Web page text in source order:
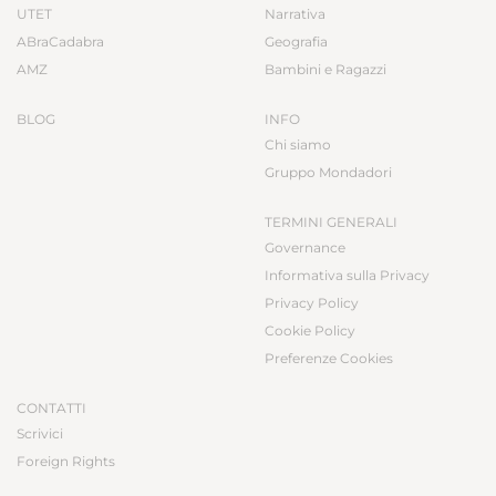
UTET
ABraCadabra
AMZ
BLOG
Narrativa
Geografia
Bambini e Ragazzi
INFO
Chi siamo
Gruppo Mondadori
TERMINI GENERALI
Governance
Informativa sulla Privacy
Privacy Policy
Cookie Policy
Preferenze Cookies
CONTATTI
Scrivici
Foreign Rights